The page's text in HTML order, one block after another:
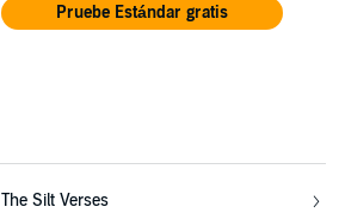
Pruebe Estándar gratis
The Silt Verses